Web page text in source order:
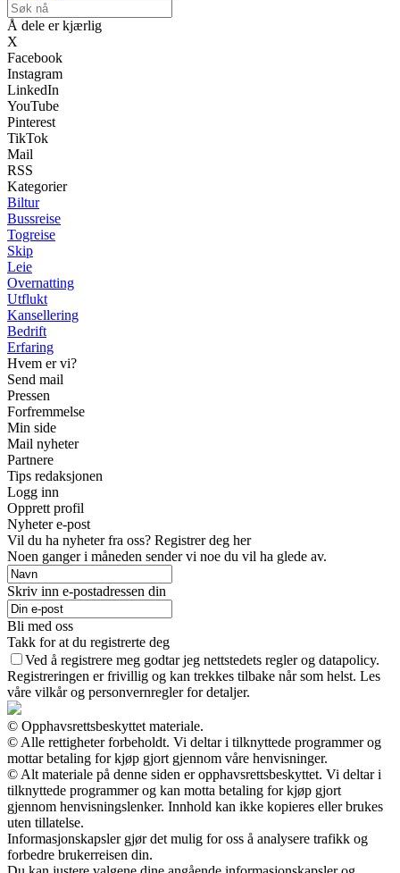
Å dele er kjærlig
X
Facebook
Instagram
LinkedIn
YouTube
Pinterest
TikTok
Mail
RSS
Kategorier
Biltur
Bussreise
Togreise
Skip
Leie
Overnatting
Utflukt
Kansellering
Bedrift
Erfaring
Hvem er vi?
Send mail
Pressen
Forfremmelse
Min side
Mail nyheter
Partnere
Tips redaksjonen
Logg inn
Opprett profil
Nyheter e-post
Vil du ha nyheter fra oss? Registrer deg her
Noen ganger i måneden sender vi noe du vil ha glede av.
Skriv inn e-postadressen din
Bli med oss
Takk for at du registrerte deg
Ved å registrere meg godtar jeg nettstedets regler og datapolicy.
Registreringen er frivillig og kan trekkes tilbake når som helst. Les
våre vilkår og personvernregler for detaljer.
© Opphavsrettsbeskyttet materiale.
© Alle rettigheter forbeholdt. Vi deltar i tilknyttede programmer og
mottar betaling for kjøp gjort gjennom våre henvisninger.
© Alt materiale på denne siden er opphavsrettsbeskyttet. Vi deltar i
tilknyttede programmer og kan motta betaling for kjøp gjort
gjennom henvisningslenker. Innhold kan ikke kopieres eller brukes
uten tillatelse.
Informasjonskapsler gjør det mulig for oss å analysere trafikk og
forbedre brukerreisen din.